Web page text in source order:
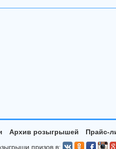
Архив розыгрышей Прайс-
призов в: